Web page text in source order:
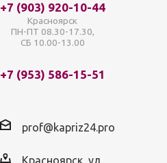
+7 (903) 920-10-44
Красноярск
ПН-ПТ 08.30-17.30,
СБ 10.00-13.00
+7 (953) 586-15-51
prof@kapriz24.pro
Красноярск, ул.